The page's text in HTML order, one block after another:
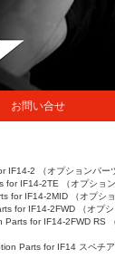
お問い合せ
IF14-2 （オプションパー
for IF14-2TE （オプション
for IF14-2MID （オプショ
for IF14-2FWD （オプシ
Parts for IF14-2FWD RS
Parts for IF14 スペチア